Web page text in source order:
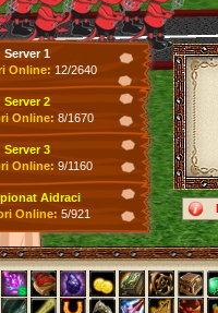
Server 1
Online: 12/2640
Server 2
Online: 8/1670
Server 3
Online: 9/1160
Aidraci
Online: 5/921